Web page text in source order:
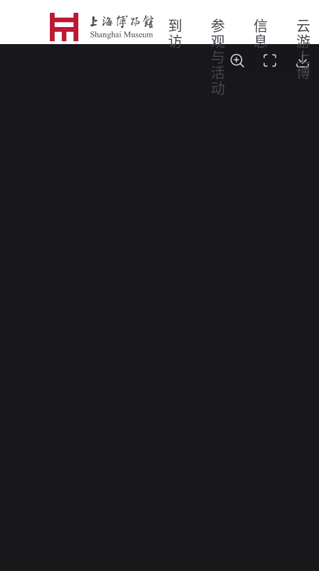
到
访
参
观
与
活
动
信
息
云
游
上
博